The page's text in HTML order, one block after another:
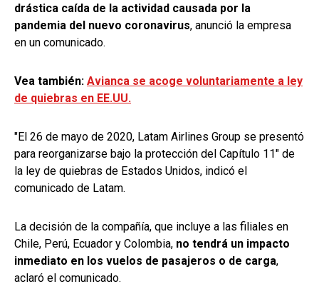
drástica caída de la actividad causada por la
pandemia del nuevo coronavirus, anunció la empresa
en un comunicado.
Vea también: Avianca se acoge voluntariamente a ley
de quiebras en EE.UU.
"El 26 de mayo de 2020, Latam Airlines Group se presentó
para reorganizarse bajo la protección del Capítulo 11" de
la ley de quiebras de Estados Unidos, indicó el
comunicado de Latam.
La decisión de la compañía, que incluye a las filiales en
Chile, Perú, Ecuador y Colombia, no tendrá un impacto
inmediato en los vuelos de pasajeros o de carga,
aclaró el comunicado.